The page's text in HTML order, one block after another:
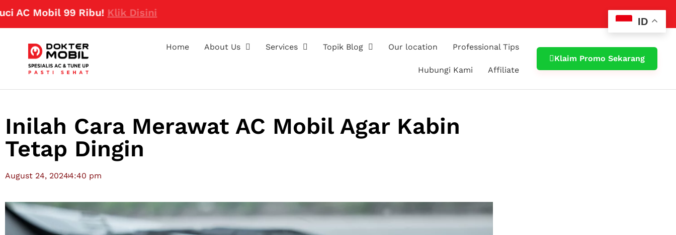
Mobil 99 Ribu! Klik Disini
Home About Us Services Topik Blog Our location Professional Tips
Hubungi Kami Affiliate
Klaim Promo Sekarang
Inilah Cara Merawat AC Mobil Agar Kabin
Tetap Dingin
August 24, 20244:40 pm
ID